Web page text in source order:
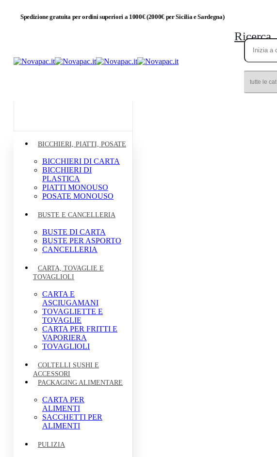
Spedizione gratuita per ordini superiori a 1000€ (2000€ per Sicilia e Sardegna)
Ricerca
BICCHIERI, PIATTI, POSATE
BICCHIERI DI CARTA
BICCHIERI DI
PLASTICA
PIATTI MONOUSO
POSATE MONOUSO
BUSTE E CANCELLERIA
BUSTE DI CARTA
BUSTE PER ASPORTO
CANCELLERIA
CARTA, TOVAGLIE E
TOVAGLIOLI
CARTA E
ASCIUGAMANI
TOVAGLIETTE E
TOVAGLIE
CARTA PER FRITTI E
VAPORIERA
TOVAGLIOLI
COLTELLI SUSHI E
ACCESSORI
PACKAGING ALIMENTARE
CARTA PER
ALIMENTI
SACCHETTI PER
ALIMENTI
PULIZIA